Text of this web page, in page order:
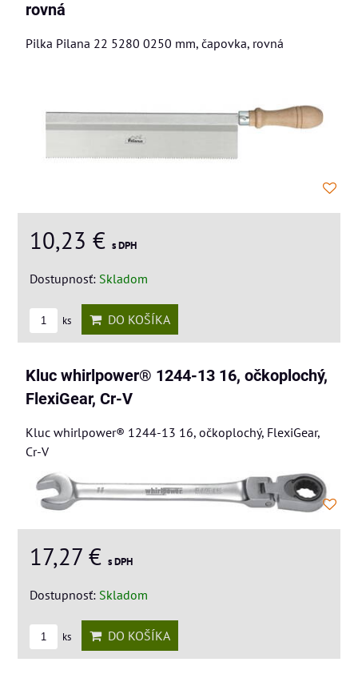
rovná
Pilka Pilana 22 5280 0250 mm, čapovka, rovná
10,23 € s DPH
Dostupnosť: Skladom
ks DO KOŠÍKA
Kluc whirlpower® 1244-13 16, očkoplochý,
FlexiGear, Cr-V
Kluc whirlpower® 1244-13 16, očkoplochý, FlexiGear,
Cr-V
17,27 € s DPH
Dostupnosť: Skladom
ks DO KOŠÍKA